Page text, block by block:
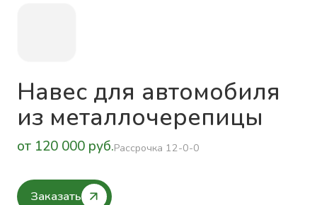
Навес для автомобиля
из металлочерепицы
от 120 000 руб.Рассрочка 12-0-0
Заказать